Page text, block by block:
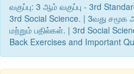
வகுப்பு: 3 ஆம் வகுப்பு - 3rd
3rd Social Science. | 3வது சமூக
மற்றும் பதில்கள். | 3rd Social
Back Exercises and Important